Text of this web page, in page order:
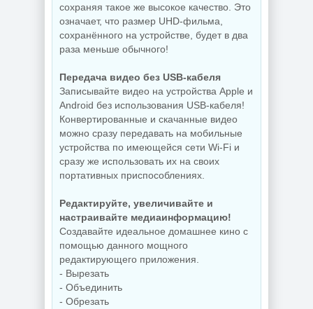
сохраняя такое же высокое качество. Это
означает, что размер UHD-фильма,
сохранённого на устройстве, будет в два
раза меньше обычного!
Передача видео без USB-кабеля
Записывайте видео на устройства Apple и
Android без использования USB-кабеля!
Конвертированные и скачанные видео
можно сразу передавать на мобильные
устройства по имеющейся сети Wi-Fi и
сразу же использовать их на своих
портативных приспособлениях.
Редактируйте, увеличивайте и
настраивайте медиаинформацию!
Создавайте идеальное домашнее кино с
помощью данного мощного
редактирующего приложения.
- Вырезать
- Объединить
- Обрезать